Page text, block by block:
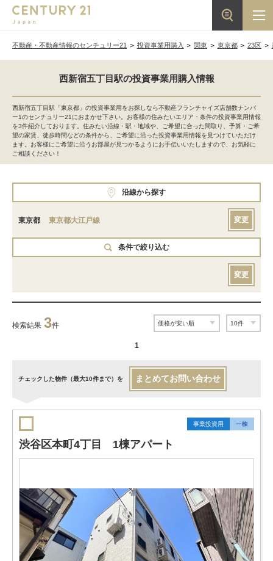
不動産・不動産情報のセンチュリー21 投資事業用購入 関東 東京都 23区
西新宿五丁目駅の投資事業用購入情報
西新宿五丁目駅「東京都」の投資事業用をお探しなら不動産フランチャイズ店舗数ナンバ
ー1のセンチュリー21におまかせ下さい。お客様の住みたいエリア・条件の投資事業用情報
を3件紹介しております。住みたい沿線・駅・地域や、ご希望に合った間取り、予算・ご希
望の家賃、徒歩時間などの条件から、ご希望に沿った投資事業用情報を見つけていただけ
ます。お客様にご希望に沿うお部屋が見つかるようにお手伝いいたしますので、お気軽に
ご相談ください！
沿線から探す
東京都 東京都大江戸線 変更
条件で絞り込む
変更
検索結果 3件
1
チェックした物件（最大10件まで）を まとめてお問い合わせ
事業投資用 一棟
渋谷区本町4丁目 1棟アパート